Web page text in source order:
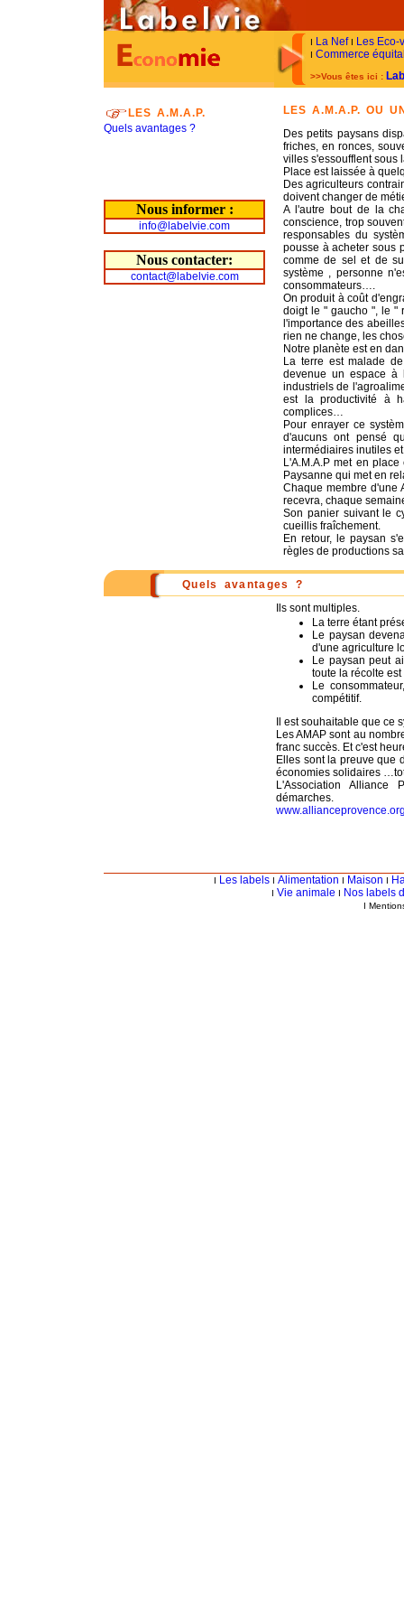
I La Nef I Les
I Commerce
>>Vous êtes ici :
LES A.M.A.P.
Quels avantages ?
Nous informer :
info@labelvie.com
Nous contacter:
contact@labelvie.com
LES A.M.A.P. OU
Des petits paysans
friches, en ronces,
villes s'essoufflent sous
Place est laissée à
Des agriculteurs
doivent changer de
A l'autre bout de la
conscience, trop
responsables du
pousse à acheter sous
comme de sel et de
système , personne
consommateurs….
On produit à coût
doigt le " gaucho ", le "
l'importance des
rien ne change, les
Notre planète est en
La terre est malade
devenue un espace
industriels de
est la productivité à
complices…
Pour enrayer ce
d'aucuns ont pensé
intermédiaires inutiles
L'A.M.A.P met en
Paysanne qui met en
Chaque membre d'une
recevra, chaque
Son panier suivant le
cueillis fraîchement.
En retour, le paysan
règles de productions
Quels avantages ?
Ils sont multiples.
La terre étant
Le paysan
d'une agriculture
Le paysan peut
toute la récolte
Le
compétitif.
Il est souhaitable que ce
Les AMAP sont au
franc succès. Et c'est
Elles sont la preuve que
économies solidaires
L'Association Alliance
démarches.
I Les labelsI Alimentation I Maison I
I Vie animale I Nos labels
I